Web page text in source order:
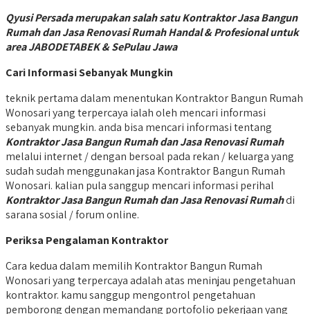
Qyusi Persada merupakan salah satu Kontraktor Jasa Bangun
Rumah dan Jasa Renovasi Rumah Handal & Profesional untuk
area JABODETABEK & SePulau Jawa
Cari Informasi Sebanyak Mungkin
teknik pertama dalam menentukan Kontraktor Bangun Rumah
Wonosari yang terpercaya ialah oleh mencari informasi
sebanyak mungkin. anda bisa mencari informasi tentang
Kontraktor Jasa Bangun Rumah dan Jasa Renovasi Rumah
melalui internet / dengan bersoal pada rekan / keluarga yang
sudah sudah menggunakan jasa Kontraktor Bangun Rumah
Wonosari. kalian pula sanggup mencari informasi perihal
Kontraktor Jasa Bangun Rumah dan Jasa Renovasi Rumahdi
sarana sosial / forum online.
Periksa Pengalaman Kontraktor
Cara kedua dalam memilih Kontraktor Bangun Rumah
Wonosari yang terpercaya adalah atas meninjau pengetahuan
kontraktor. kamu sanggup mengontrol pengetahuan
pemborong dengan memandang portofolio pekerjaan yang